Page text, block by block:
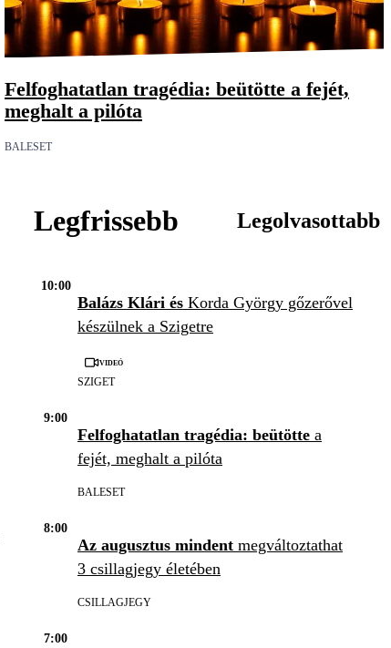
Felfoghatatlan tragédia: beütötte a fejét,
meghalt a pilóta
BALESET
Legfrissebb Legolvasottabb
10:00
Balázs Klári és Korda György gőzerővel
készülnek a Szigetre
Videó
SZIGET
9:00
Felfoghatatlan tragédia: beütötte a
fejét, meghalt a pilóta
BALESET
8:00
Az augusztus mindent megváltoztathat
3 csillagjegy életében
CSILLAGJEGY
7:00